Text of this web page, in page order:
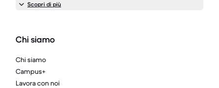
Scopri di più
Chi siamo
Chi siamo
Campus+
Lavora con noi